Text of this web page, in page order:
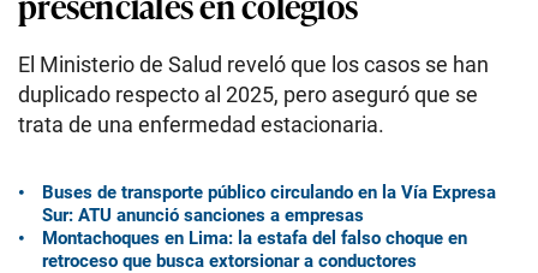
El Ministerio de Salud reveló que los casos se han
duplicado respecto al 2025, pero aseguró que se
trata de una enfermedad estacionaria.
Buses de transporte público circulando en la Vía Expresa
Sur: ATU anunció sanciones a empresas
Montachoques en Lima: la estafa del falso choque en
retroceso que busca extorsionar a conductores